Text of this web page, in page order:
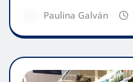
Paulina Galván